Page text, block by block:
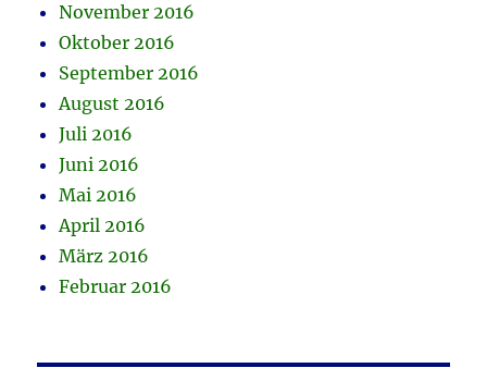
November 2016
Oktober 2016
September 2016
August 2016
Juli 2016
Juni 2016
Mai 2016
April 2016
März 2016
Februar 2016